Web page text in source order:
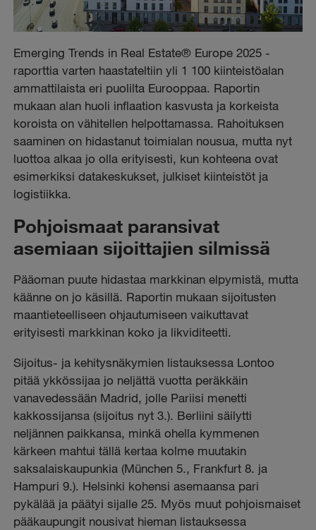
Emerging Trends in Real Estate® Europe 2025 -
raporttia varten haastateltiin yli 1 100 kiinteistöalan
ammattilaista eri puolilta Eurooppaa. Raportin
mukaan alan huoli inflaation kasvusta ja korkeista
koroista on vähitellen helpottamassa. Rahoituksen
saaminen on hidastanut toimialan nousua, mutta nyt
luottoa alkaa jo olla erityisesti, kun kohteena ovat
esimerkiksi datakeskukset, julkiset kiinteistöt ja
logistiikka.
Pohjoismaat paransivat
asemiaan sijoittajien silmissä
Pääoman puute hidastaa markkinan elpymistä, mutta
käänne on jo käsillä. Raportin mukaan sijoitusten
maantieteelliseen ohjautumiseen vaikuttavat
erityisesti markkinan koko ja likviditeetti.
Sijoitus- ja kehitysnäkymien listauksessa Lontoo
pitää ykkössijaa jo neljättä vuotta peräkkäin
vanavedessään Madrid, jolle Pariisi menetti
kakkossijansa (sijoitus nyt 3.). Berliini säilytti
neljännen paikkansa, minkä ohella kymmenen
kärkeen mahtui tällä kertaa kolme muutakin
saksalaiskaupunkia (München 5., Frankfurt 8. ja
Hampuri 9.). Helsinki kohensi asemaansa pari
pykälää ja päätyi sijalle 25. Myös muut pohjoismaiset
pääkaupungit nousivat hieman listauksessa